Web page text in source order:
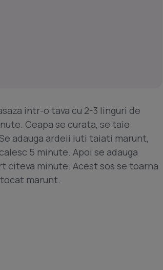
intr-o tava cu 2-3 linguri de
Ceapa se curata, se taie
adauga ardeii iuti taiati marunt,
5 minute. Apoi se adauga
citeva minute. Acest sos se toarna
marunt.